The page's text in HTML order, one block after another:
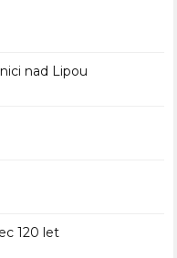
nad Lipou
120 let